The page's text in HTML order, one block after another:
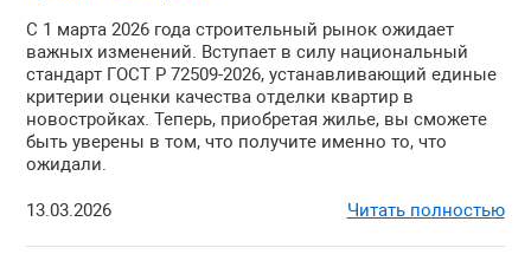
С 1 марта 2026 года строительный рынок ожидает
важных изменений. Вступает в силу национальный
стандарт ГОСТ Р 72509-2026, устанавливающий единые
критерии оценки качества отделки квартир в
новостройках. Теперь, приобретая жилье, вы сможете
быть уверены в том, что получите именно то, что
ожидали.
13.03.2026 Читать полностью